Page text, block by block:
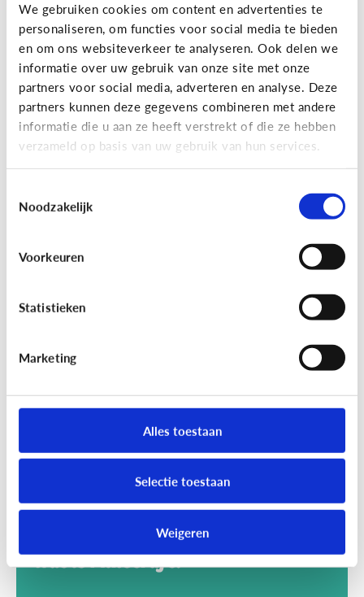
We gebruiken cookies om content en advertenties te
personaliseren, om functies voor social media te bieden
en om ons websiteverkeer te analyseren. Ook delen we
informatie over uw gebruik van onze site met onze
partners voor social media, adverteren en analyse. Deze
partners kunnen deze gegevens combineren met andere
informatie die u aan ze heeft verstrekt of die ze hebben
verzameld op basis van uw gebruik van hun services.
Noodzakelijk
Voorkeuren
Statistieken
Marketing
Alles toestaan
Selectie toestaan
Weigeren
Wat is Fall Guys?
Gaming
[Video] Gamet mijn kind teveel?
Wat is Minecraft?